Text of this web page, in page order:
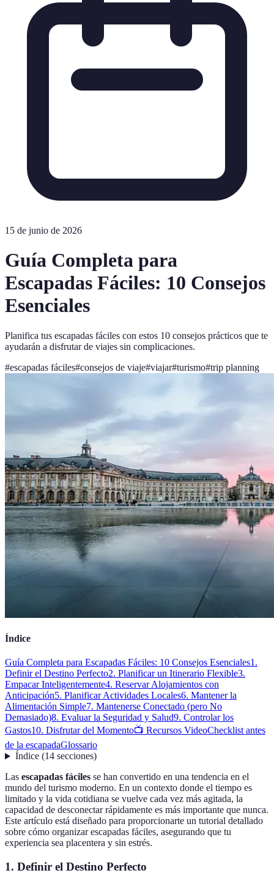
15 de junio de 2026
Guía Completa para
Escapadas Fáciles: 10 Consejos
Esenciales
Planifica tus escapadas fáciles con estos 10 consejos prácticos que te
ayudarán a disfrutar de viajes sin complicaciones.
#escapadas fáciles#consejos de viaje#viajar#turismo#trip planning
Índice
Guía Completa para Escapadas Fáciles: 10 Consejos Esenciales1.
Definir el Destino Perfecto2. Planificar un Itinerario Flexible3.
Empacar Inteligentemente4. Reservar Alojamientos con
Anticipación5. Planificar Actividades Locales6. Mantener la
Alimentación Simple7. Mantenerse Conectado (pero No
Demasiado)8. Evaluar la Seguridad y Salud9. Controlar los
Gastos10. Disfrutar del Momento📺 Recursos VideoChecklist antes
de la escapadaGlossario
Índice(14 secciones)
Las escapadas fáciles se han convertido en una tendencia en el
mundo del turismo moderno. En un contexto donde el tiempo es
limitado y la vida cotidiana se vuelve cada vez más agitada, la
capacidad de desconectar rápidamente es más importante que nunca.
Este artículo está diseñado para proporcionarte un tutorial detallado
sobre cómo organizar escapadas fáciles, asegurando que tu
experiencia sea placentera y sin estrés.
1. Definir el Destino Perfecto